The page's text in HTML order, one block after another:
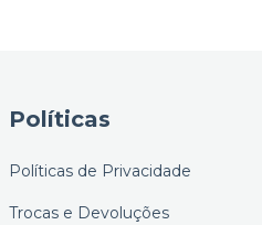
Políticas
Políticas de Privacidade
Trocas e Devoluções